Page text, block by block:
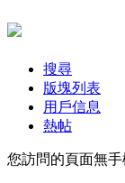
搜尋
版塊列表
用戶信息
熱帖
您訪問的頁面無